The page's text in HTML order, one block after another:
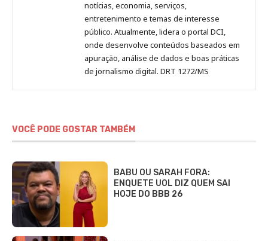
notícias, economia, serviços,
entretenimento e temas de interesse
público. Atualmente, lidera o portal DCI,
onde desenvolve conteúdos baseados em
apuração, análise de dados e boas práticas
de jornalismo digital. DRT 1272/MS
VOCÊ PODE GOSTAR TAMBÉM
BABU OU SARAH FORA:
ENQUETE UOL DIZ QUEM SAI
HOJE DO BBB 26